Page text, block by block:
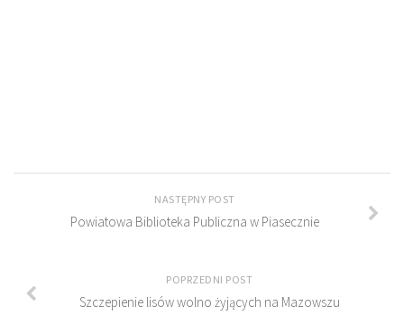
NASTĘPNY POST
Powiatowa Biblioteka Publiczna w Piasecznie
POPRZEDNI POST
Szczepienie lisów wolno żyjących na Mazowszu